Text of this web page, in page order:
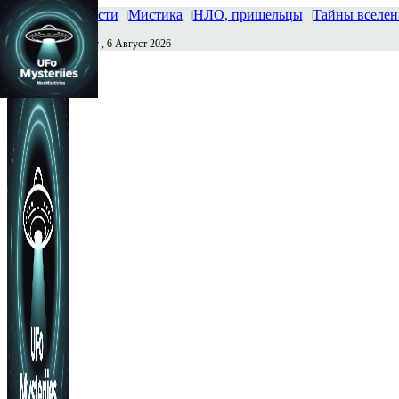
Главная Новости Мистика НЛО, пришельцы Тайны
Сегодня Четверг , 6 Август 2026